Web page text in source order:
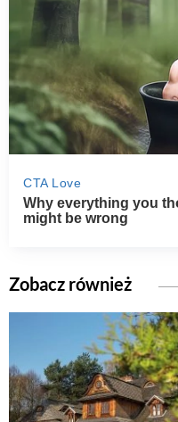
Zobacz również